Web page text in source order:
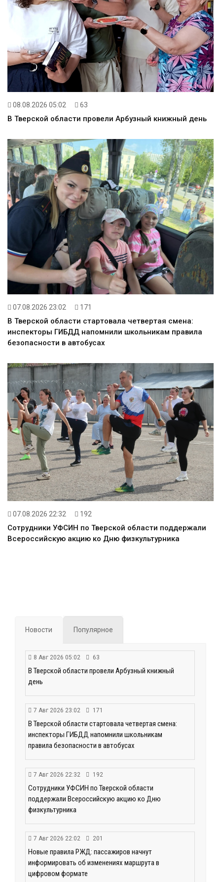
08.08.2026 05:02 63
В Тверской области провели Арбузный книжный день
07.08.2026 23:02 171
В Тверской области стартовала четвертая смена:
инспекторы ГИБДД напомнили школьникам правила
безопасности в автобусах
07.08.2026 22:32 192
Сотрудники УФСИН по Тверской области поддержали
Всероссийскую акцию ко Дню физкультурника
Новости Популярное
8 Авг 2026 05:02 63
В Тверской области провели Арбузный книжный
день
7 Авг 2026 23:02 171
В Тверской области стартовала четвертая смена:
инспекторы ГИБДД напомнили школьникам
правила безопасности в автобусах
7 Авг 2026 22:32 192
Сотрудники УФСИН по Тверской области
поддержали Всероссийскую акцию ко Дню
физкультурника
7 Авг 2026 22:02 201
Новые правила РЖД: пассажиров начнут
информировать об изменениях маршрута в
цифровом формате